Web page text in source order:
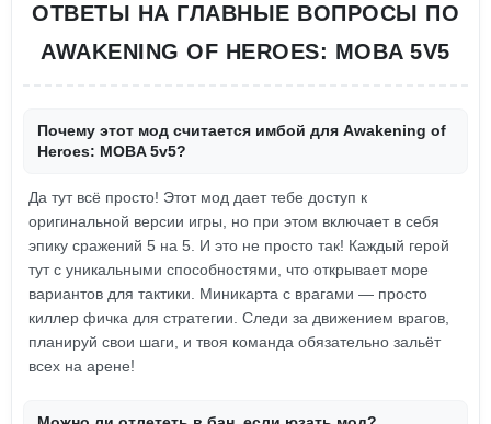
ОТВЕТЫ НА ГЛАВНЫЕ ВОПРОСЫ ПО
AWAKENING OF HEROES: MOBA 5V5
Почему этот мод считается имбой для Awakening of
Heroes: MOBA 5v5?
Да тут всё просто! Этот мод дает тебе доступ к
оригинальной версии игры, но при этом включает в себя
эпику сражений 5 на 5. И это не просто так! Каждый герой
тут с уникальными способностями, что открывает море
вариантов для тактики. Миникарта с врагами — просто
киллер фичка для стратегии. Следи за движением врагов,
планируй свои шаги, и твоя команда обязательно зальёт
всех на арене!